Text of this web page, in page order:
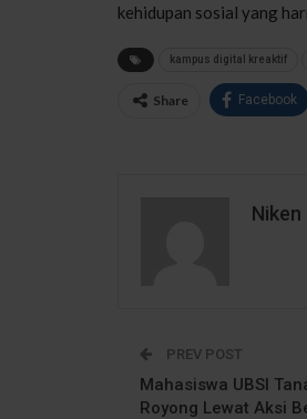
kehidupan sosial yang
kampus digital kreaktif
Share Facebook
Niken
PREV POST
Mahasiswa UBSI
Royong Lewat Aksi